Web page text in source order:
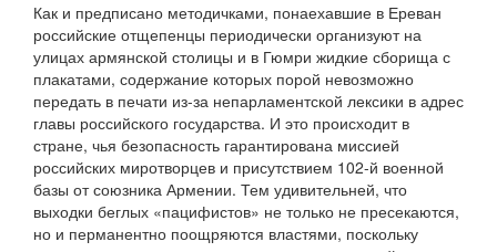
Как и предписано методичками, понаехавшие в Ереван
российские отщепенцы периодически организуют на
улицах армянской столицы и в Гюмри жидкие сборища с
плакатами, содержание которых порой невозможно
передать в печати из-за непарламентской лексики в адрес
главы российского государства. И это происходит в
стране, чья безопасность гарантирована миссией
российских миротворцев и присутствием 102-й военной
базы от союзника Армении. Тем удивительней, что
выходки беглых «пацифистов» не только не пресекаются,
но и перманентно поощряются властями, поскольку